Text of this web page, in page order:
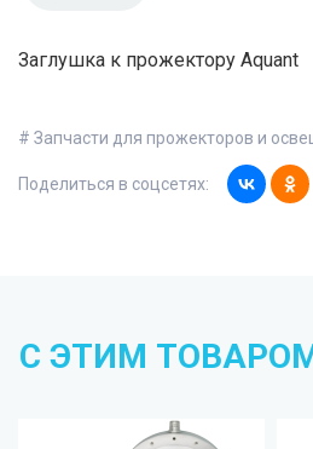
Заглушка к прожектору Aquant
# Запчасти для прожекторов и
Поделиться в соцсетях:
С ЭТИМ